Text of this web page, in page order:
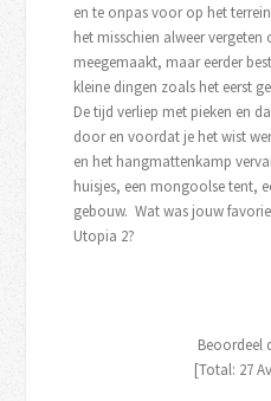
en te onpas voor op het
het misschien alweer vergeten
meegemaakt, maar eerder
kleine dingen zoals het eerst
De tijd verliep met pieken en
door en voordat je het wist
en het hangmattenkamp
huisjes, een mongoolse tent,
gebouw. Wat was jouw
Utopia 2?
Beoordeel
[Total: 27